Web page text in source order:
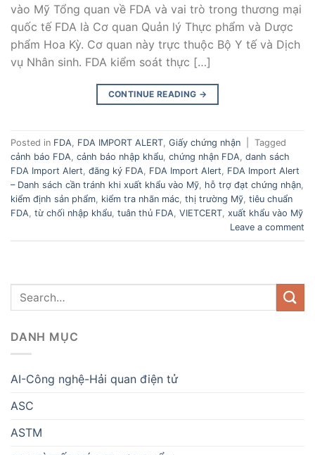
vào Mỹ Tổng quan về FDA và vai trò trong thương mại
quốc tế FDA là Cơ quan Quản lý Thực phẩm và Dược
phẩm Hoa Kỳ. Cơ quan này trực thuộc Bộ Y tế và Dịch
vụ Nhân sinh. FDA kiểm soát thực […]
CONTINUE READING →
Posted in FDA FDA IMPORT ALERT Giấy chứng nhận
Tagged
cảnh báo FDA cảnh báo nhập khẩu chứng nhận FDA danh sách
FDA Import Alert đăng ký FDA FDA Import Alert
FDA Import Alert
– Danh sách cần tránh khi xuất khẩu vào Mỹ hỗ trợ đạt chứng nhận
kiểm định sản phẩm kiểm tra nhãn mác thị trường Mỹ tiêu chuẩn
FDA từ chối nhập khẩu tuân thủ FDA VIETCERT xuất khẩu vào Mỹ
Leave a comment
DANH MỤC
AI-Công nghệ-Hải quan điện tử
ASC
ASTM